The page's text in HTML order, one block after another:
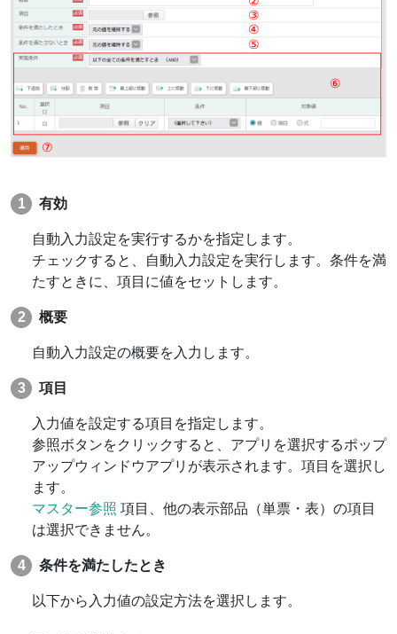
有効
自動入力設定を実行するかを指定します。
チェックすると、自動入力設定を実行します。条件を満
たすときに、項目に値をセットします。
概要
自動入力設定の概要を入力します。
項目
入力値を設定する項目を指定します。
参照ボタンをクリックすると、アプリを選択するポップ
アップウィンドウアプリが表示されます。項目を選択し
ます。
マスター参照 項目、他の表示部品（単票・表）の項目
は選択できません。
条件を満たしたとき
以下から入力値の設定方法を選択します。